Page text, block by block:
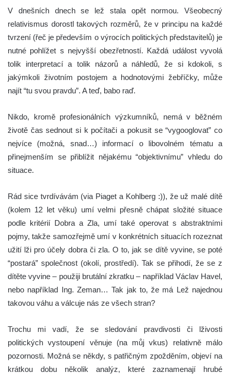
V dnešních dnech se lež stala opět normou. Všeobecný
relativismus dorostl takových rozměrů, že v principu na každé
tvrzení (řeč je především o výrocích politických představitelů) je
nutné pohlížet s nejvyšší obezřetností. Každá událost vyvolá
tolik interpretací a tolik názorů a náhledů, že si kdokoli, s
jakýmkoli životním postojem a hodnotovými žebříčky, může
najít “tu svou pravdu”. A teď, babo raď.
Nikdo, kromě profesionálních výzkumníků, nemá v běžném
životě čas sednout si k počítači a pokusit se “vygooglovat” co
nejvíce (možná, snad…) informací o libovolném tématu a
přinejmenším se přiblížit nějakému “objektivnímu” vhledu do
situace.
Rád sice tvrdívávám (via Piaget a Kohlberg :)), že už malé dítě
(kolem 12 let věku) umí velmi přesně chápat složité situace
podle kritérií Dobra a Zla, umí také operovat s abstraktními
pojmy, takže samozřejmě umí v konkrétních situacích rozeznat
užití lži pro účely dobra či zla. O to, jak se dítě vyvine, se poté
“postará” společnost (okolí, prostředí). Tak se přihodí, že se z
dítěte vyvine – použiji brutální zkratku – například Václav Havel,
nebo například Ing. Zeman… Tak jak to, že má Lež najednou
takovou váhu a válcuje nás ze všech stran?
Trochu mi vadí, že se sledování pravdivosti či lživosti
politických vystoupení věnuje (na můj vkus) relativně málo
pozornosti. Možná se někdy, s patřičným zpožděním, objeví na
krátkou dobu několik analýz, které zaznamenají hrubé